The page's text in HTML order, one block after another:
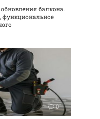
балкона.
функциональное
0